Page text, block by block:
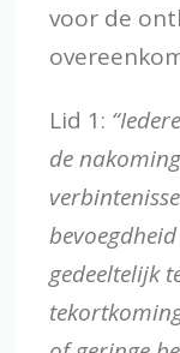
voor de
Lid 1:
de
gedeeltelijk